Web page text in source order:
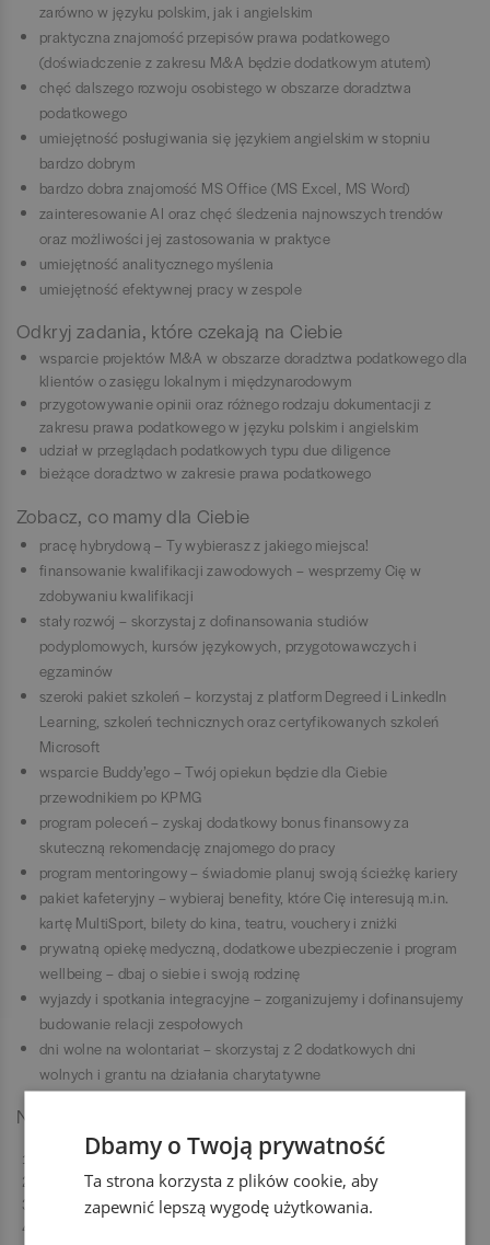
zarówno w języku polskim, jak i angielskim
praktyczna znajomość przepisów prawa podatkowego
(doświadczenie z zakresu M&A będzie dodatkowym atutem)
chęć dalszego rozwoju osobistego w obszarze doradztwa
podatkowego
umiejętność posługiwania się językiem angielskim w stopniu
bardzo dobrym
bardzo dobra znajomość MS Office (MS Excel, MS Word)
zainteresowanie AI oraz chęć śledzenia najnowszych trendów
oraz możliwości jej zastosowania w praktyce
umiejętność analitycznego myślenia
umiejętność efektywnej pracy w zespole
Odkryj zadania, które czekają na Ciebie
wsparcie projektów M&A w obszarze doradztwa podatkowego dla
klientów o zasięgu lokalnym i międzynarodowym
przygotowywanie opinii oraz różnego rodzaju dokumentacji z
zakresu prawa podatkowego w języku polskim i angielskim
udział w przeglądach podatkowych typu due diligence
bieżące doradztwo w zakresie prawa podatkowego
Zobacz, co mamy dla Ciebie
pracę hybrydową – Ty wybierasz z jakiego miejsca!
finansowanie kwalifikacji zawodowych – wesprzemy Cię w
zdobywaniu kwalifikacji
stały rozwój – skorzystaj z dofinansowania studiów
podyplomowych, kursów językowych, przygotowawczych i
egzaminów
szeroki pakiet szkoleń – korzystaj z platform Degreed i LinkedIn
Learning, szkoleń technicznych oraz certyfikowanych szkoleń
Microsoft
wsparcie Buddy’ego – Twój opiekun będzie dla Ciebie
przewodnikiem po KPMG
program poleceń – zyskaj dodatkowy bonus finansowy za
skuteczną rekomendację znajomego do pracy
program mentoringowy – świadomie planuj swoją ścieżkę kariery
pakiet kafeteryjny – wybieraj benefity, które Cię interesują m.in.
kartę MultiSport, bilety do kina, teatru, vouchery i zniżki
prywatną opiekę medyczną, dodatkowe ubezpieczenie i program
wellbeing – dbaj o siebie i swoją rodzinę
wyjazdy i spotkania integracyjne – zorganizujemy i dofinansujemy
budowanie relacji zespołowych
dni wolne na wolontariat – skorzystaj z 2 dodatkowych dni
wolnych i grantu na działania charytatywne
Nasz proces rekrutacyjny
Aplikacja online
Rozmowa rekrutacyjna
Spotkanie z przedstawicielami biznesu
Dbamy o Twoją prywatność
Ta strona korzysta z plików cookie, aby
zapewnić lepszą wygodę użytkowania.